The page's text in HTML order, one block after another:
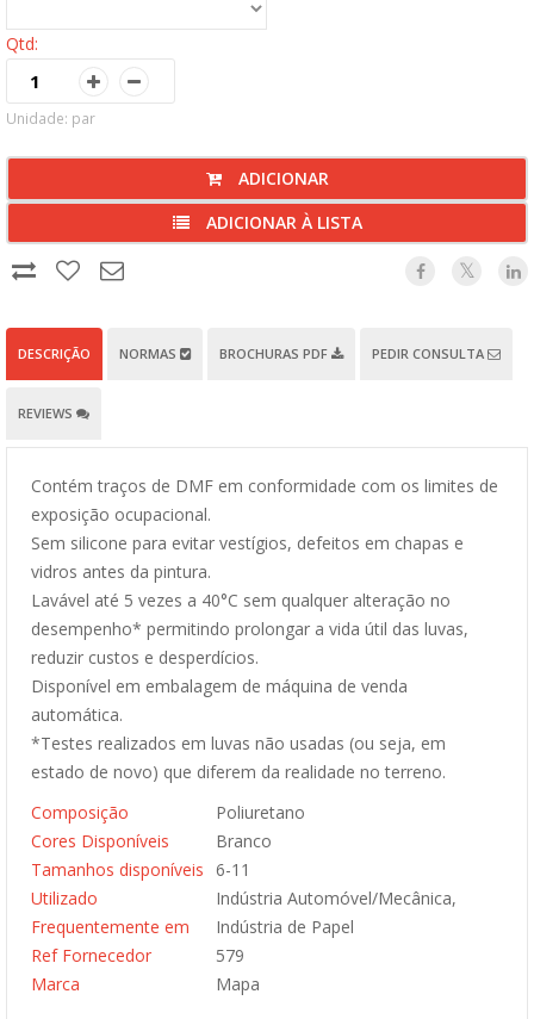
Qtd:
Unidade: par
ADICIONAR
ADICIONAR À LISTA
DESCRIÇÃO NORMAS BROCHURAS PDF PEDIR CONSULTA
REVIEWS
Contém traços de DMF em conformidade com os limites de
exposição ocupacional.
Sem silicone para evitar vestígios, defeitos em chapas e
vidros antes da pintura.
Lavável até 5 vezes a 40°C sem qualquer alteração no
desempenho* permitindo prolongar a vida útil das luvas,
reduzir custos e desperdícios.
Disponível em embalagem de máquina de venda
automática.
*Testes realizados em luvas não usadas (ou seja, em
estado de novo) que diferem da realidade no terreno.
Composição
Poliuretano
Cores Disponíveis
Branco
Tamanhos disponíveis 6-11
Utilizado
Frequentemente em
Indústria Automóvel/Mecânica,
Indústria de Papel
Ref Fornecedor
579
Marca
Mapa